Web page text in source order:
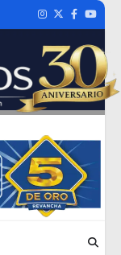
Instagram
TwitterFacebook